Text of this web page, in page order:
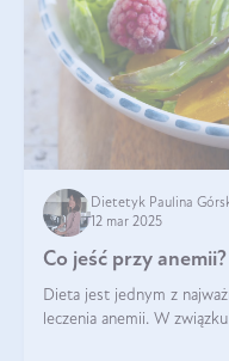
Dietetyk Paulina
12 mar 2025
Co jeść przy
Dieta jest jednym z
leczenia anemii. W